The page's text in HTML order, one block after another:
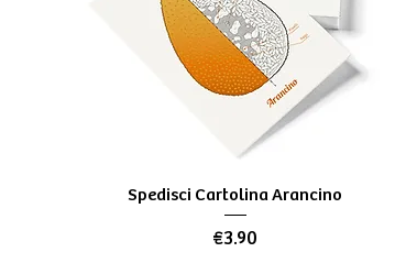
Quick View
Spedisci Cartolina Arancino
Price
€3.90